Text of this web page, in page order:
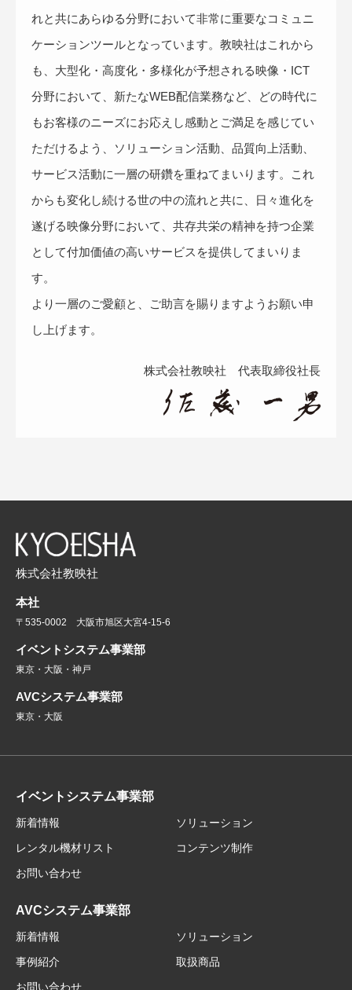
れと共にあらゆる分野において非常に重要なコミュニ
ケーションツールとなっています。教映社はこれから
も、大型化・高度化・多様化が予想される映像・ICT
分野において、新たなWEB配信業務など、どの時代に
もお客様のニーズにお応えし感動とご満足を感じてい
ただけるよう、ソリューション活動、品質向上活動、
サービス活動に一層の研鑽を重ねてまいります。これ
からも変化し続ける世の中の流れと共に、日々進化を
遂げる映像分野において、共存共栄の精神を持つ企業
として付加価値の高いサービスを提供してまいりま
す。
より一層のご愛顧と、ご助言を賜りますようお願い申
し上げます。
株式会社教映社 代表取締役社長
株式会社教映社
本社
〒535-0002 大阪市旭区大宮4-15-6
イベントシステム事業部
東京・大阪・神戸
AVCシステム事業部
東京・大阪
イベントシステム事業部
新着情報
ソリューション
レンタル機材リスト
コンテンツ制作
お問い合わせ
AVCシステム事業部
新着情報
ソリューション
事例紹介
取扱商品
お問い合わせ